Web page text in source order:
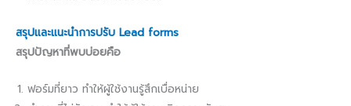
สรุปและแนะนำการปรับ Lead forms
สรุปปัญหาที่พบบ่อยคือ
ฟอร์มที่ยาว ทำให้ผู้ใช้งานรู้สึกเบื่อหน่าย